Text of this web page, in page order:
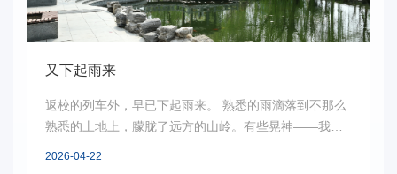
又下起雨来
返校的列车外，早已下起雨来。 熟悉的雨滴落到不那么
熟悉的土地上，朦胧了远方的山岭。有些晃神——我原
2026-04-22